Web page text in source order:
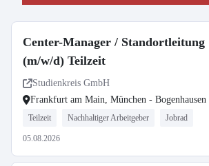
Center-Manager / Standortleitung
(m/w/d) Teilzeit
Studienkreis GmbH
Frankfurt am Main, München - Bogenhausen
Teilzeit Nachhaltiger Arbeitgeber Jobrad
05.08.2026